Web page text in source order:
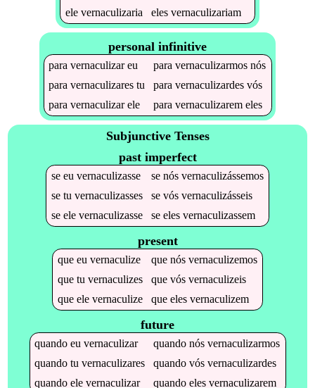
ele vernaculizaria eles vernaculizariam
personal infinitive
paravernaculizareu paravernaculizarmos nós
paravernaculizares tu paravernaculizardes vós
paravernaculizarele paravernaculizarem eles
Subjunctive Tenses
past imperfect
se eu vernaculizasse se nós vernaculizássemos
se tu vernaculizasses se vós vernaculizásseis
se ele vernaculizasse se eles vernaculizassem
present
que eu vernaculize que nós vernaculizemos
que tu vernaculizes que vós vernaculizeis
que ele vernaculize que eles vernaculizem
future
quandoeuvernaculizar quandonósvernaculizarmos
quandotuvernaculizares quandovósvernaculizardes
quandoelevernaculizar quandoelesvernaculizarem